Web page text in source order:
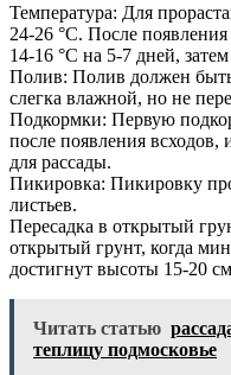
Температура: Для
24-26 °C. После
14-16 °C на 5-7 дней,
Полив: Полив должен
слегка влажной, но не
Подкормки: Первую
после появления всходов,
для рассады.
Пикировка: Пикировку
листьев.
Пересадка в открытый
открытый грунт, когда
достигнут высоты 15-20
Читать статью
теплицу подмосковье